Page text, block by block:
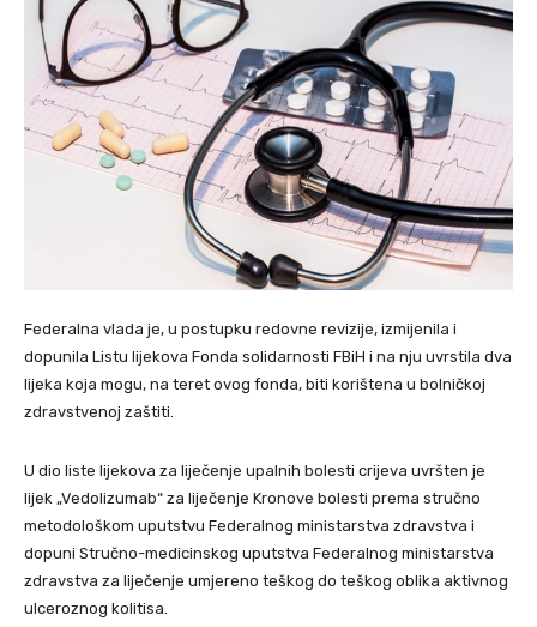
Federalna vlada je, u postupku redovne revizije, izmijenila i
dopunila Listu lijekova Fonda solidarnosti FBiH i na nju uvrstila dva
lijeka koja mogu, na teret ovog fonda, biti korištena u bolničkoj
zdravstvenoj zaštiti.
U dio liste lijekova za liječenje upalnih bolesti crijeva uvršten je
lijek „Vedolizumab“ za liječenje Kronove bolesti prema stručno
metodološkom uputstvu Federalnog ministarstva zdravstva i
dopuni Stručno-medicinskog uputstva Federalnog ministarstva
zdravstva za liječenje umjereno teškog do teškog oblika aktivnog
ulceroznog kolitisa.